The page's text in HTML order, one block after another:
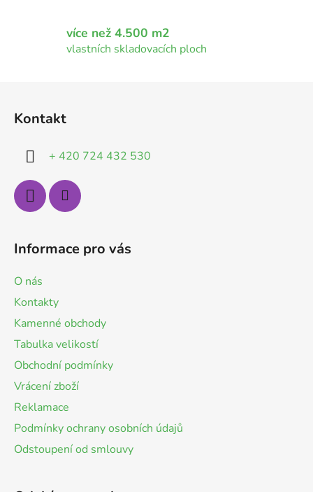
p
i
více než 4.500 m2
vlastních skladovacích ploch
Kontakt
+ 420 724 432 530
Informace pro vás
O nás
Kontakty
Kamenné obchody
Tabulka velikostí
Obchodní podmínky
Vrácení zboží
Reklamace
Podmínky ochrany osobních údajů
Odstoupení od smlouvy